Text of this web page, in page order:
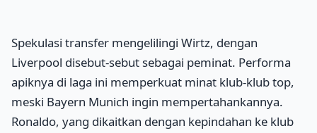
Spekulasi transfer mengelilingi Wirtz, dengan
Liverpool disebut-sebut sebagai peminat. Performa
apiknya di laga ini memperkuat minat klub-klub top,
meski Bayern Munich ingin mempertahankannya.
Ronaldo, yang dikaitkan dengan kepindahan ke klub